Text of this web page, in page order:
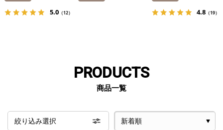
5.0（12） 4.8 （19）
PRODUCTS
商品一覧
絞り込み選択